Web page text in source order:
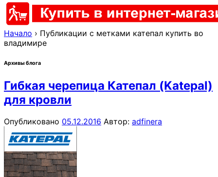
Начало › Публикации с метками катепал купить во
владимире
Архивы блога
Гибкая черепица Катепал (Katepal)
для кровли
Опубликовано 05.12.2016 Автор: adfinera